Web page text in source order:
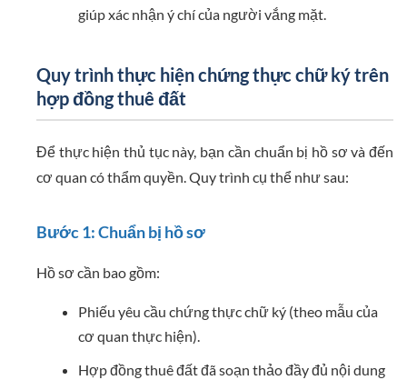
giúp xác nhận ý chí của người vắng mặt.
Quy trình thực hiện chứng thực chữ ký trên
hợp đồng thuê đất
Để thực hiện thủ tục này, bạn cần chuẩn bị hồ sơ và đến
cơ quan có thẩm quyền. Quy trình cụ thể như sau:
Bước 1: Chuẩn bị hồ sơ
Hồ sơ cần bao gồm:
Phiếu yêu cầu chứng thực chữ ký (theo mẫu của
cơ quan thực hiện).
Hợp đồng thuê đất đã soạn thảo đầy đủ nội dung